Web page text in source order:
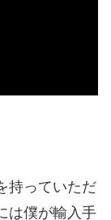
持っていただ
は僕が輸入手